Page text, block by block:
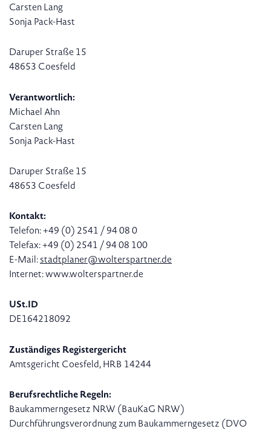
Carsten Lang
Sonja Pack-Hast
Daruper Straße 15
48653 Coesfeld
Verantwortlich:
Michael Ahn
Carsten Lang
Sonja Pack-Hast
Daruper Straße 15
48653 Coesfeld
Kontakt:
Telefon: +49 (0) 2541 / 94 08 0
Telefax: +49 (0) 2541 / 94 08 100
E-Mail:stadtplaner@wolterspartner.de
Internet: www.wolterspartner.de
USt.ID
DE164218092
Zuständiges Registergericht
Amtsgericht Coesfeld, HRB 14244
Berufsrechtliche Regeln:
Baukammerngesetz NRW (BauKaG NRW)
Durchführungsverordnung zum Baukammerngesetz (DVO